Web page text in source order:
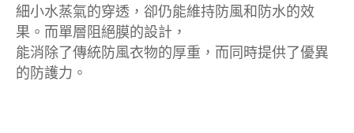
細小水蒸氣的穿透，卻仍能維持防風和防水的效
果。而單層阻絕膜的設計，
能消除了傳統防風衣物的厚重，而同時提供了優異
的防護力。